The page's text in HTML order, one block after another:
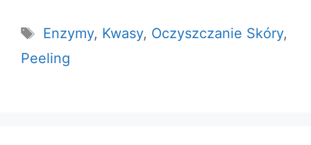
Tagi
Enzymy, Kwasy, Oczyszczanie Skóry,
Peeling